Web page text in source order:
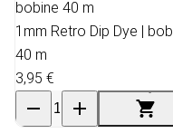
1mm Retro Dip Dye |
40 m
3,95 €